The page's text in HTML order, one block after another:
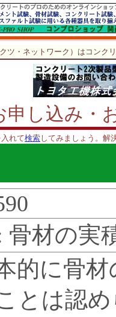
ツ・ネットワーク）はコンク
し込み・
れて検索してみましょう。解
骨材の実
的に骨
とは認